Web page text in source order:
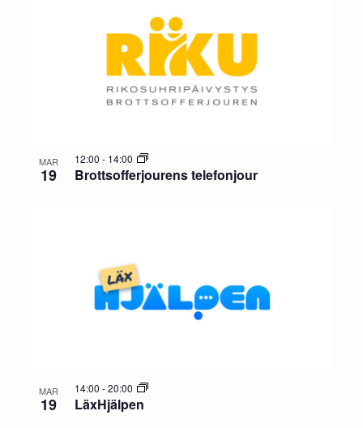
MAR
19 Brottsofferjourens telefonjour
12:00 - 14:00
MAR
19 LäxHjälpen
14:00 -20:00